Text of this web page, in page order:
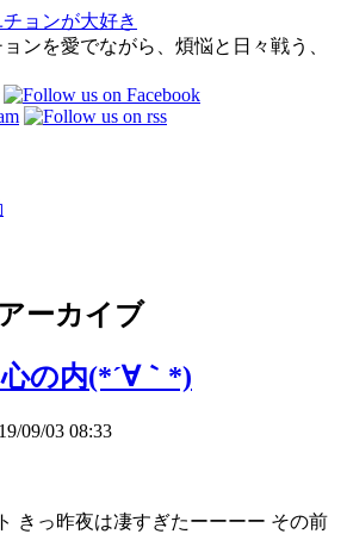
ョンが大好き
ンを愛でながら、煩悩と日々戦う、
ーカイブ
の内(*´∀｀*)
09/03 08:33
きっ昨夜は凄すぎたーーーー その前